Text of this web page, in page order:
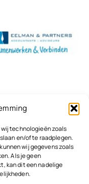
technologieën zoals
en/of te raadplegen.
wij gegevens zoals
Als je geen
kan dit een nadelige
|KvK: 78187591
| Copyright |